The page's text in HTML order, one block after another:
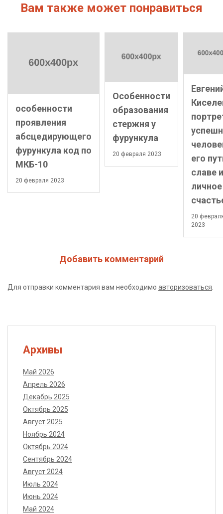
Вам также может понравиться
особенности
проявления
абсцедирующего
фурункула код по
МКБ-10
20 февраля 2023
Особенности
образования
стержня у
фурункула
20 февраля 2023
его
славе и
личное
20
2023
Добавить комментарий
Для отправки комментария вам необходимо авторизоваться.
Архивы
Май 2026
Апрель 2026
Декабрь 2025
Октябрь 2025
Август 2025
Ноябрь 2024
Октябрь 2024
Сентябрь 2024
Август 2024
Июль 2024
Июнь 2024
Май 2024